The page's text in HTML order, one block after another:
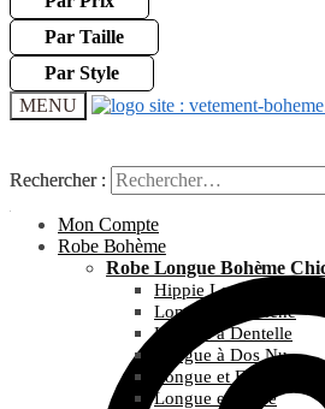
Par Taille
Par Style
MENU
Rechercher :
Mon Compte
Rechercher :
Robe Bohème
Robe Longue Bohème
Hippie Longue
Longue et Blanche
Longue à Dentelle
Longue à Dos Nu
Longue et Fleurie
Longue et Noire